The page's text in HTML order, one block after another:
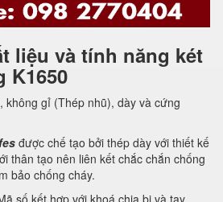
liệu và tính năng két
K1650
không gỉ (Thép nhũ), dày và cứng
được chế tạo bởi thép dày với thiết kế
thân tạo nên liên kết chắc chắn chống
bảo chống cháy.
số kết hợp với khoá chia bi và tay